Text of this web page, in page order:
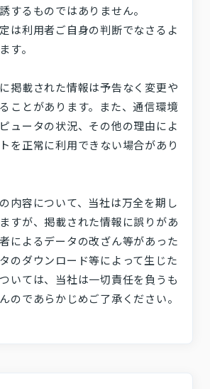
サステナビリティ
プレスキット
するものではありません。
は利用者ご自身の判断でなさるよ
す。
掲載された情報は予告なく変更や
ことがあります。また、通信環境
ュータの状況、その他の理由によ
を正常に利用できない場合があり
内容について、当社は万全を期し
すが、掲載された情報に誤りがあ
によるデータの改ざん等があった
のダウンロード等によって生じた
いては、当社は一切責任を負うも
のであらかじめご了承ください。